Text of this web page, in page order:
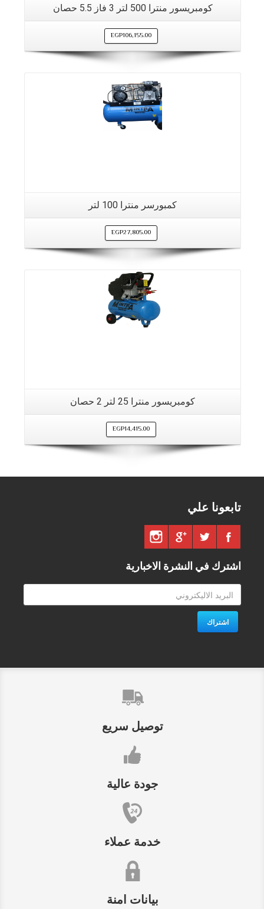
كومبريسور منترا 500 لتر 3 فاز 5.5 حصان
EGP106,155.00
كمبورسر منترا 100 لتر
EGP27,805.00
كومبريسور منترا 25 لتر 2 حصان
EGP14,415.00
تابعونا علي
اشترك في النشرة الاخبارية
اشتراك
توصيل سريع
جودة عالية
خدمة عملاء
بيانات امنة